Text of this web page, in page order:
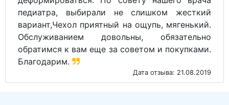
педиатра, выбирали не слишком жесткий
вариант,Чехол приятный на ощупь, мягенький.
Обслуживанием довольны, обязательно
обратимся к вам еще за советом и покупками.
Благодарим.
Дата отзыва: 21.08.2019